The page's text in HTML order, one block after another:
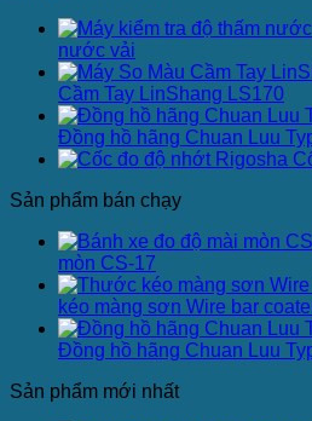
nước vải
Cầm Tay LinShang LS170
Đồng hồ hãng Chuan Luu
Sản phẩm bán chạy
mòn CS-17
kéo màng sơn Wire bar
Đồng hồ hãng Chuan Luu
Sản phẩm mới nhất